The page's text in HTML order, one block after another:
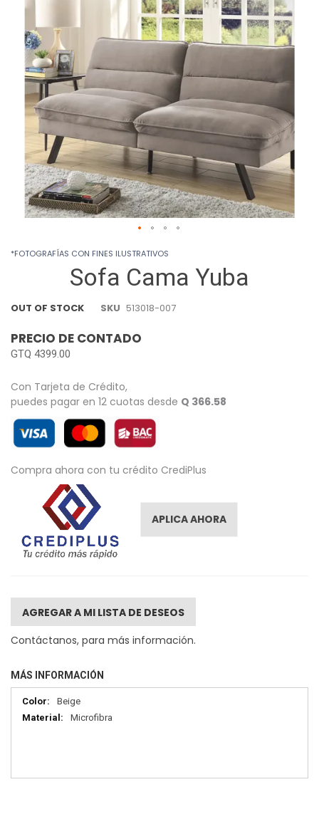
Sofa Cama Yuba
OUT OF STOCK SKU 513018-007
PRECIO DE CONTADO
GTQ 4399.00
Con Tarjeta de Crédito,
puedes pagar en 12 cuotas desde Q 366.58
Compra ahora con tu crédito CrediPlus
APLICA AHORA
AGREGAR A MI LISTA DE DESEOS
Contáctanos, para más información.
images
to
the
gallery
*FOTOGRAFÍAS CON FINES ILUSTRATIVOS
MÁS INFORMACIÓN
Más
información
Beige
Microfibra